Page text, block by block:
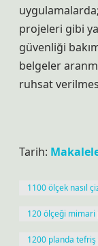
projeleri gibi
güvenliği
belgeler
ruhsat
Tarih:
1100 ölçek nasıl
120 ölçeği mimari
1200 planda